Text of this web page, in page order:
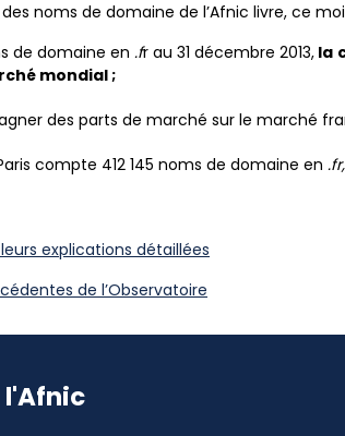
noms de domaine de l’Afnic livre, ce
de domaine en .fr au 31 décembre 2013, la
mondial ;
des parts de marché sur le marché
compte 412 145 noms de domaine en .fr,
explications détaillées
de l’Observatoire
l'Afnic